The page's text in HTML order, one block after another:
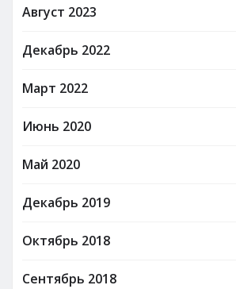
Август 2023
Декабрь 2022
Март 2022
Июнь 2020
Май 2020
Декабрь 2019
Октябрь 2018
Сентябрь 2018